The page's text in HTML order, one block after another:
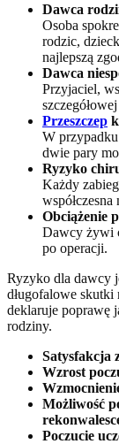
Dawca
Osoba
rodzic,
najlepszą
Dawca
Przyjaciel,
Przeszczep
W
dwie pary
Ryzyko
Każdy
Obciążenie
Dawcy żywi
po operacji.
Ryzyko dla dawcy
długofalowe skutki
deklaruje poprawę
rodziny.
Satysfakcja
Wzrost
Możliwość
Poczucie